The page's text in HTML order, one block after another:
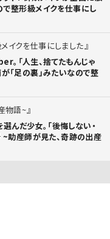
整形級メイクを仕事にし
イクを仕事にしました
。「人生、捨てたもんじゃ
「足の裏」みたいなので整
物語~
選んだ少女。「後悔しない・
~助産師が見た、奇跡の出産